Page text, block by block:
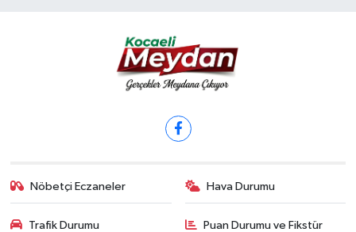
Nöbetçi Eczaneler Hava Durumu
Trafik Durumu Puan Durumu ve Fikstür